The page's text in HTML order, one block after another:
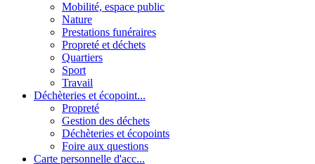
Mobilité, espace public
Nature
Prestations funéraires
Propreté et déchets
Quartiers
Sport
Travail
Déchèteries et écopoint...
Propreté
Gestion des déchets
Déchèteries et écopoints
Foire aux questions
Carte personnelle d'acc...